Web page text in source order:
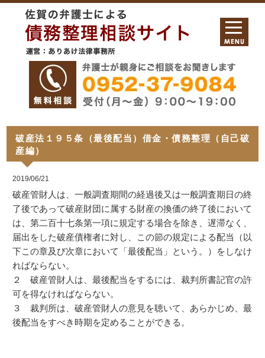
破産法１９５条（最後配当）借金・債務整理（自己破
産編）
2019/06/21
破産管財人は、一般調査期間の経過後又は一般調査期日の終
了後であって破産財団に属する財産の換価の終了後において
は、第二百十七条第一項に規定する場合を除き、遅滞なく、
届出をした破産債権者に対し、この節の規定による配当（以
下この章及び次章において「最後配当」という。）をしなけ
ればならない。
２ 破産管財人は、最後配当をするには、裁判所書記官の許
可を得なければならない。
３ 裁判所は、破産管財人の意見を聴いて、あらかじめ、最
後配当をすべき時期を定めることができる。